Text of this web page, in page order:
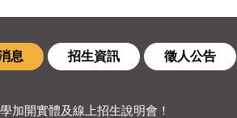
息 招生資訊 徵人公告
加開實體及線上招生說明會！